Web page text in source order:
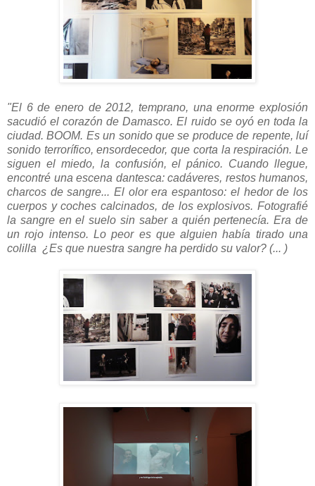
"El 6 de enero de 2012, temprano, una enorme explosión
sacudió el corazón de Damasco. El ruido se oyó en toda la
ciudad. BOOM. Es un sonido que se produce de repente, luí
sonido terrorífico, ensordecedor, que corta la respiración. Le
siguen el miedo, la confusión, el pánico. Cuando llegue,
encontré una escena dantesca: cadáveres, restos humanos,
charcos de sangre... El olor era espantoso: el hedor de los
cuerpos y coches calcinados, de los explosivos. Fotografié
la sangre en el suelo sin saber a quién pertenecía. Era de
un rojo intenso. Lo peor es que alguien había tirado una
colilla ¿Es que nuestra sangre ha perdido su valor? (... )